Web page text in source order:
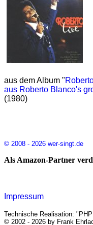
aus dem Album "
aus Roberto Blanco's
(1980)
© 2008 - 2026 wer-singt.de
Als Amazon-Partner
Impressum
Technische Realisation:
© 2002 - 2026 by Frank